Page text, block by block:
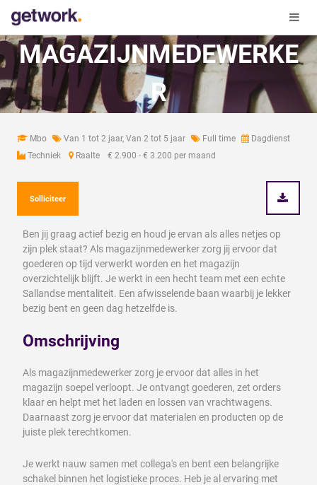
MAGAZIJNMEDEWERKE
R
Mbo Van 1 tot 2 jaar, Van 2 tot 5 jaar Full time
Dagdienst
Techniek
Raalte € 2.900 - € 3.200 per maand
Solliciteer
Ben jij graag actief bezig en houd je ervan als alles netjes op
zijn plek staat? Als magazijnmedewerker zorg jij ervoor dat
goederen op tijd verwerkt worden en het magazijn
overzichtelijk blijft. Je werkt in een hecht team met een echte
Sallandse mentaliteit. Een afwisselende baan waarbij je lekker
bezig bent en geen dag hetzelfde is.
Omschrijving
Als magazijnmedewerker zorg je ervoor dat alles in het
magazijn soepel verloopt. Je ontvangt goederen, zet orders
klaar en helpt met het laden en lossen van vrachtwagens.
Daarnaast zorg je ervoor dat materialen en producten op de
juiste plek terechtkomen.
Je werkt nauw samen met collega's en bent een belangrijke
schakel binnen het logistieke proces. Heb je al ervaring met